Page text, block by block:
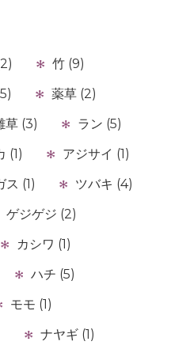
竹 (9)
薬草 (2)
草 (3)
ラン (5)
(1)
アジサイ (1)
ス (1)
ツバキ (4)
ゲジゲジ (2)
カシワ (1)
ハチ (5)
モモ (1)
ナヤギ (1)